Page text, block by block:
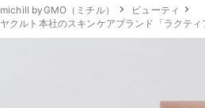
michill byGMO（ミチル）
ビューティ
ヤクルト本社のスキンケアブランド「ラクテ